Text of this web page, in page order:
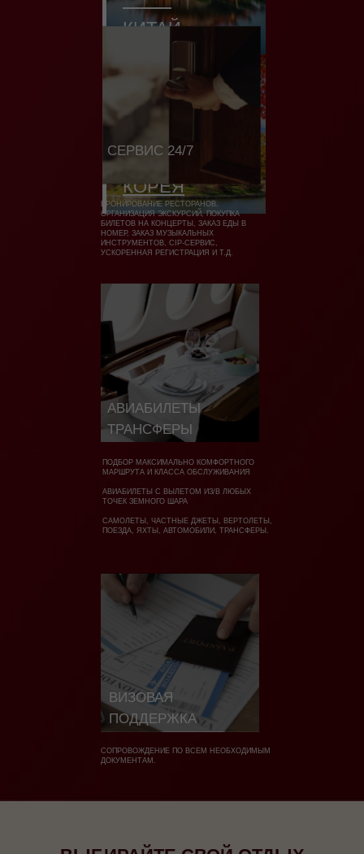
КИТАЙ
ЮЖНАЯ
КОРЕЯ
СЕРВИС 24/7
БРОНИРОВАНИЕ РЕСТОРАНОВ,
ОРГАНИЗАЦИЯ ЭКСКУРСИЙ, ПОКУПКА
БИЛЕТОВ НА КОНЦЕРТЫ, ЗАКАЗ ЕДЫ В
НОМЕР, ЗАКАЗ МУЗЫКАЛЬНЫХ
ИНСТРУМЕНТОВ, CIP-СЕРВИС,
УСКОРЕННАЯ РЕГИСТРАЦИЯ И Т.Д.
ПОДБОР МАКСИМАЛЬНО КОМФОРТНОГО
МАРШРУТА И КЛАССА ОБСЛУЖИВАНИЯ
АВИАБИЛЕТЫ С ВЫЛЕТОМ ИЗ/В ЛЮБЫХ
ТОЧЕК ЗЕМНОГО ШАРА
САМОЛЕТЫ, ЧАСТНЫЕ ДЖЕТЫ, ВЕРТОЛЕТЫ,
ПОЕЗДА, ЯХТЫ, АВТОМОБИЛИ, ТРАНСФЕРЫ.
СОПРОВОЖДЕНИЕ ПО ВСЕМ НЕОБХОДИМЫМ
ДОКУМЕНТАМ.
АВИАБИЛЕТЫ
ТРАНСФЕРЫ
ВИЗОВАЯ
ПОДДЕРЖКА